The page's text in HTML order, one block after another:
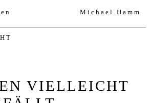
Michael Hamm
VIELLEICHT